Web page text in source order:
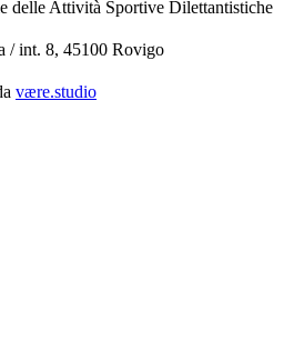
delle Attività Sportive Dilettantistiche
/ int. 8, 45100 Rovigo
være.studio